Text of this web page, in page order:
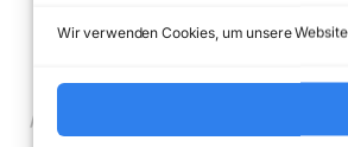
Wir verwenden Cookies, um unsere